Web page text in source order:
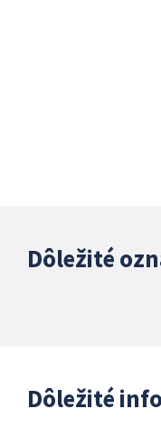
Dôležité
Dôležité